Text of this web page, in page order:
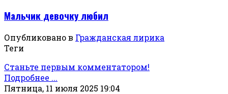
Мальчик девочку любил
Опубликовано в Гражданская лирика
Теги
Станьте первым комментатором!
Подробнее ...
Пятница, 11 июля 2025 19:04